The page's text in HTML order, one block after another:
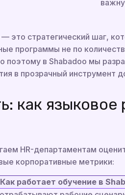
это стратегический шаг,
программы не по
в Shabadoo мы
в прозрачный
как
HR-департаментам
корпоративные метрики:
Как работает обучение в